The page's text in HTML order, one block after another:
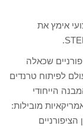
אימץ את
שכאלה
לפיתוח טרנדים
המבנה הייחודי
מובילות:
הציפורניים